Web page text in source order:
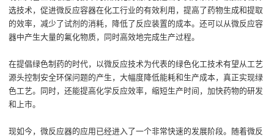
选技术，促进微反应容器在化工行业的有效利用，提高了药物生成和提取
的效率， 减少 了试剂的消耗，降低了反应装置的成本。还可以从微反应容
器中产生大量的氟化物质，同时高效地完成生产过程。
在提倡绿色制药的时代，以微反应技术为代表的绿色化工技术有望从工艺
源头控制安全环保问题的产生，大幅度降低能耗和生产成本，真正实现绿
色工艺。 同时，还能提高化学反应效率，缩短生产时间 ，加快药物的研发
和上市。
现如今，微反应器的应用已经进入了一个非常快速的发展阶段。随着微反